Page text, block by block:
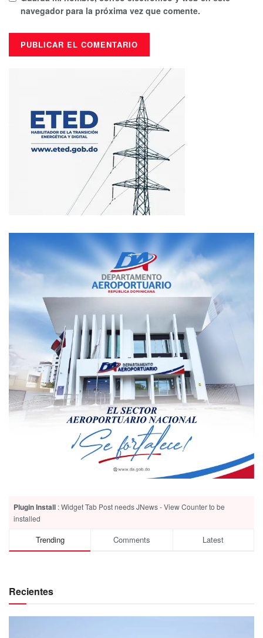
navegador para la próxima vez que comente.
Plugin Install : Widget Tab Post needs JNews - View Counter to be
installed
Trending Comments Latest
Recientes